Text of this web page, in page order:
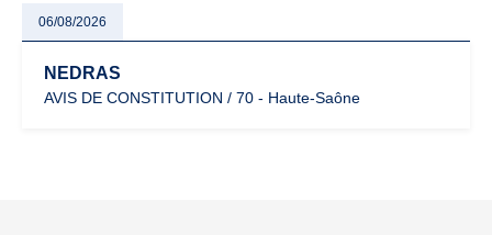
06/08/2026
NEDRAS
AVIS DE CONSTITUTION / 70 - Haute-Saône